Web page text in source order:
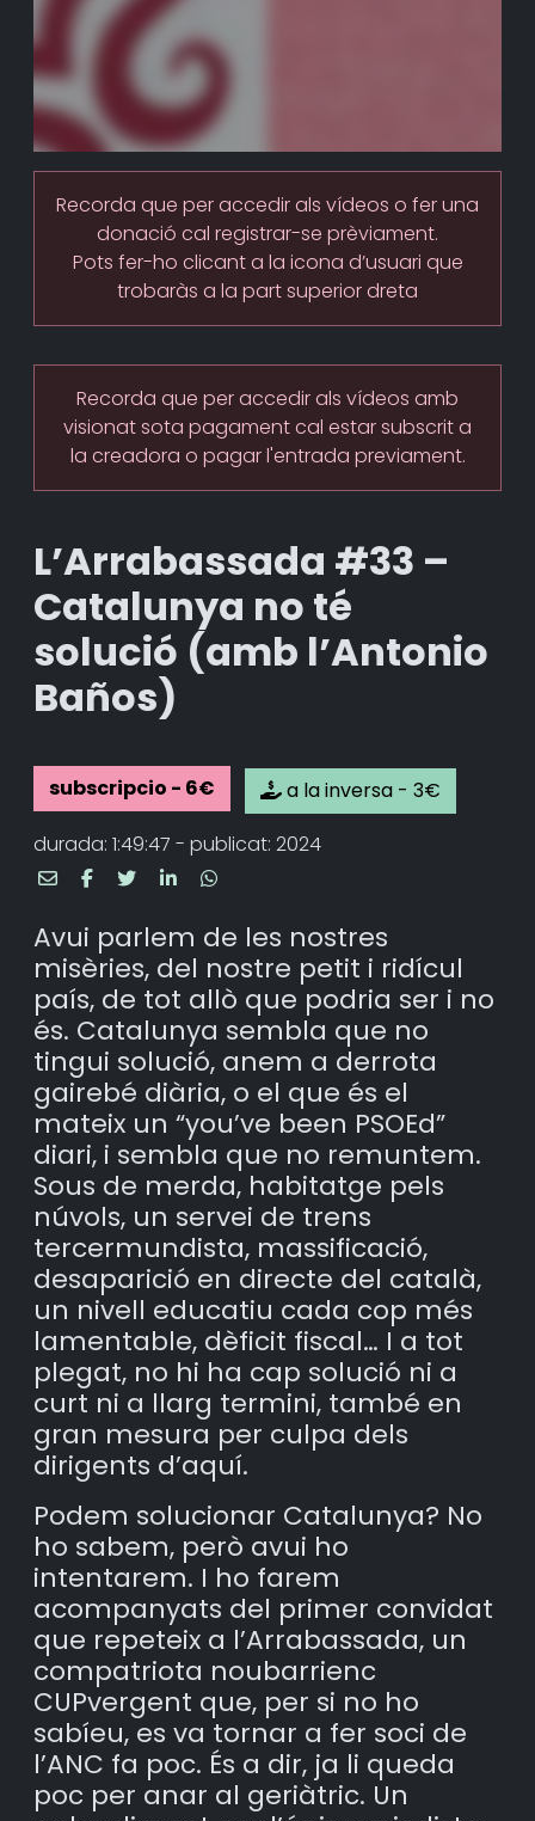
Recorda que per accedir als vídeos o fer una
donació cal registrar-se prèviament.
Pots fer-ho clicant a la icona d’usuari que
trobaràs a la part superior dreta
Recorda que per accedir als vídeos amb
visionat sota pagament cal estar subscrit a
la creadora o pagar l'entrada previament.
L’Arrabassada #33 –
Catalunya no té
solució (amb l’Antonio
Baños)
subscripcio - 6€
a la inversa - 3€
durada: 1:49:47 - publicat: 2024
Avui parlem de les nostres
misèries, del nostre petit i ridícul
país, de tot allò que podria ser i no
és. Catalunya sembla que no
tingui solució, anem a derrota
gairebé diària, o el que és el
mateix un “you’ve been PSOEd”
diari, i sembla que no remuntem.
Sous de merda, habitatge pels
núvols, un servei de trens
tercermundista, massificació,
desaparició en directe del català,
un nivell educatiu cada cop més
lamentable, dèficit fiscal… I a tot
plegat, no hi ha cap solució ni a
curt ni a llarg termini, també en
gran mesura per culpa dels
dirigents d’aquí.
Podem solucionar Catalunya? No
ho sabem, però avui ho
intentarem. I ho farem
acompanyats del primer convidat
que repeteix a l’Arrabassada, un
compatriota noubarrienc
CUPvergent que, per si no ho
sabíeu, es va tornar a fer soci de
l’ANC fa poc. És a dir, ja li queda
poc per anar al geriàtric. Un